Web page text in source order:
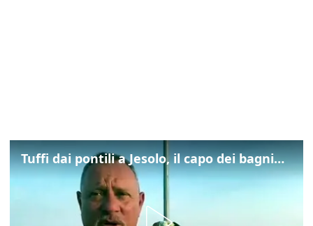
Tuffi dai pontili a Jesolo, il capo dei bagnini: "L'impegno di tutti per evitare altre tragedie"